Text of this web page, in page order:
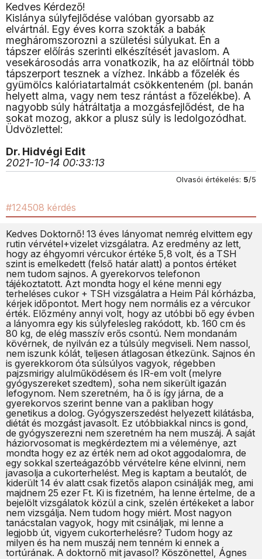
Kedves Kérdező!
Kislánya súlyfejlődése valóban gyorsabb az
elvártnál. Egy éves korra szokták a babák
megháromszorozni a születési súlyukat. Én a
tápszer előírás szerinti elkészítését javaslom. A
vesekárosodás arra vonatkozik, ha az előírtnál több
tápszerport tesznek a vízhez. Inkább a főzelék és
gyümölcs kalóriatartalmát csökkenteném (pl. banán
helyett alma, vagy nem tesz rántást a főzelékbe). A
nagyobb súly hátráltatja a mozgásfejlődést, de ha
sokat mozog, akkor a plusz súly is ledolgozódhat.
Üdvözlettel:
Dr. Hidvégi Edit
2021-10-14 00:33:13
Olvasói értékelés: 5/5
#124508 kérdés
Kedves Doktornő! 13 éves lányomat nemrég elvittem egy
rutin vérvétel+vizelet vizsgálatra. Az eredmény az lett,
hogy az éhgyomri vércukor értéke 5,8 volt, és a TSH
szint is emelkedett (felső határ alatt) a pontos értéket
nem tudom sajnos. A gyerekorvos telefonon
tájékoztatott. Azt mondta hogy el kéne menni egy
terheléses cukor + TSH vizsgálatra a Heim Pál kórházba,
kérjek időpontot. Mert hogy nem normális ez a vércukor
érték. Előzmény annyi volt, hogy az utóbbi bő egy évben
a lányomra egy kis súlyfelesleg rakódott, kb. 160 cm és
80 kg, de elég masszív erős csontú. Nem mondanám
kövérnek, de nyilván ez a túlsúly megviseli. Nem nassol,
nem iszunk kólát, teljesen átlagosan étkezünk. Sajnos én
is gyerekkorom óta súlsúlyos vagyok, régebben
pajzsmirigy alulműködésem és IR-em volt (melyre
gyógyszereket szedtem), soha nem sikerült igazán
lefogynom. Nem szeretném, ha ő is így járna, de a
gyerekorvos szerint benne van a pakliban hogy
genetikus a dolog. Gyógyszerszedést helyezett kilátásba,
diétát és mozgást javasolt. Ez utóbbiakkal nincs is gond,
de gyógyszerezni nem szeretném ha nem muszáj. A saját
háziorvosomat is megkérdeztem mi a véleménye, azt
mondta hogy ez az érték nem ad okot aggodalomra, de
egy sokkal szerteágazóbb vérvételre kéne elvinni, nem
javasolja a cukorterhelést. Meg is kaptam a beutalót, de
kiderült 14 év alatt csak fizetős alapon csinálják meg, ami
majdnem 25 ezer Ft. Ki is fizetném, ha lenne értelme, de a
bejelölt vizsgálatok közül a cink, szelén értékeket a labor
nem vizsgálja. Nem tudom hogy miért. Most nagyon
tanácstalan vagyok, hogy mit csináljak, mi lenne a
legjobb út, vigyem cukorterhelésre? Tudom hogy az
milyen és ha nem muszáj nem tenném ki ennek a
tortúrának. A doktornő mit javasol? Köszönettel, Ágnes